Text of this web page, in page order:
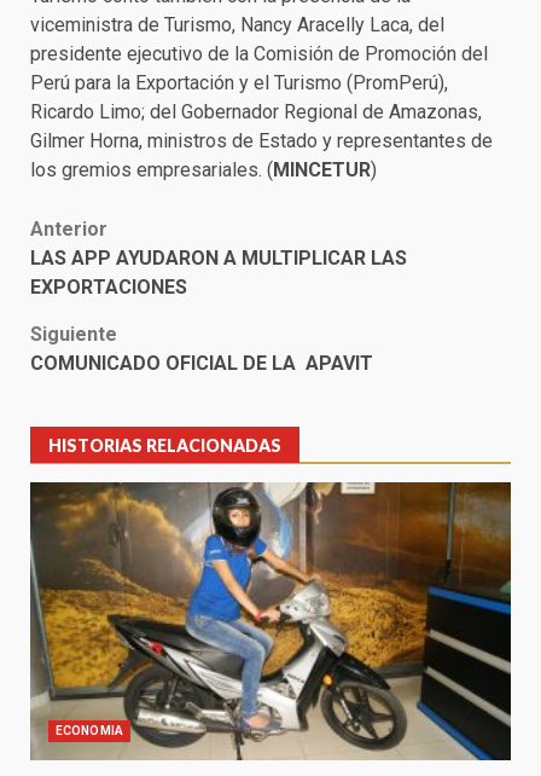
viceministra de Turismo, Nancy Aracelly Laca, del
presidente ejecutivo de la Comisión de Promoción del
Perú para la Exportación y el Turismo (PromPerú),
Ricardo Limo; del Gobernador Regional de Amazonas,
Gilmer Horna, ministros de Estado y representantes de
los gremios empresariales. ( MINCETUR)
Post
navigation
Anterior
LAS APP AYUDARON A MULTIPLICAR LAS
EXPORTACIONES
Siguiente
COMUNICADO OFICIAL DE LA APAVIT
HISTORIAS RELACIONADAS
ECONOMIA